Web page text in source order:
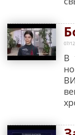
07/
В